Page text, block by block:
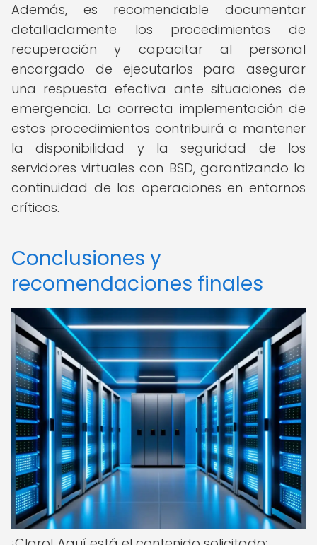
Además, es recomendable documentar
detalladamente los procedimientos de
recuperación y capacitar al personal
encargado de ejecutarlos para asegurar
una respuesta efectiva ante situaciones de
emergencia. La correcta implementación de
estos procedimientos contribuirá a mantener
la disponibilidad y la seguridad de los
servidores virtuales con BSD, garantizando la
continuidad de las operaciones en entornos
críticos.
Conclusiones y
recomendaciones finales